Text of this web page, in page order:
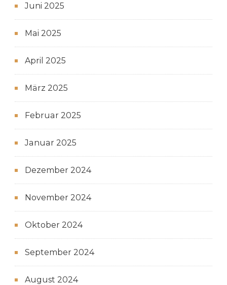
Juni 2025
Mai 2025
April 2025
März 2025
Februar 2025
Januar 2025
Dezember 2024
November 2024
Oktober 2024
September 2024
August 2024